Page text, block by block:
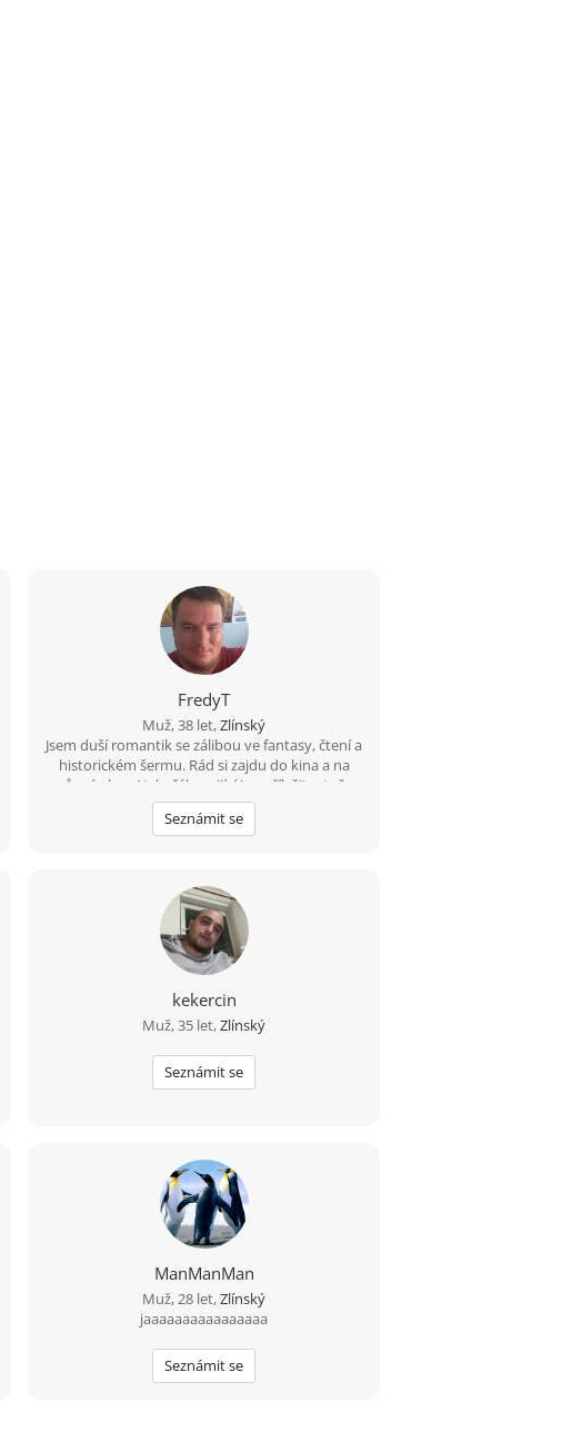
FredyT
Muž, 38 let,Zlínský
Jsem duší romantik se zálibou ve fantasy, čtení a
historickém šermu. Rád si zajdu do kina a na
různé akce. Nekuřák a pijící jen příležitostně,
nebo lépe nikdy.
Seznámit se
kekercin
Muž, 35 let,Zlínský
Seznámit se
ManManMan
Muž, 28 let,Zlínský
jaaaaaaaaaaaaaaaa
Seznámit se